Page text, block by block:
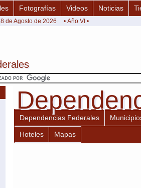
Fotografías Videos Noticias
de Agosto de 2026 • Año VI •
Dependencias Federales
Hoteles Mapas